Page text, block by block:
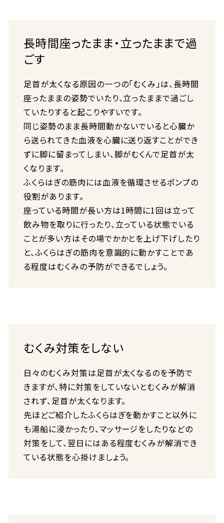
長時間座ったまま・立ったままで過
ごす
足首が太くなる原因の一つの「むくみ」は、長時間
座ったままの姿勢でいたり、立ったままで過ごし
ていたりすると起こりやすいです。
同じ姿勢のまま長時間動かないでいると心臓か
ら送られてきた血液を心臓に送り返すことができ
ずに脚に留まってしまい、脚がむくんで足首が太
くなります。
ふくらはぎの筋肉には血液を循環させるポンプの
役割があります。
座っている時間が長い方は1時間に1回は立って
飲み物を取りに行ったり、立っている状態でいる
ことが多い方はその場でかかとを上げ下げしたり
と、ふくらはぎの筋肉を意識的に動かすことであ
る程度はむくみの予防ができるでしょう。
むくみ対策をしない
日々のむくみ対策は足首が太くなるのを予防で
きますが、特に対策をしていないとむくみが解消
されず、足首が太くなります。
先ほどご紹介したふくらはぎを動かすこと以外に
も湯船に浸かったり、マッサージをしたりなどの
対策をして、翌日にはある程度むくみが解消でき
ている状態を心掛けましょう。